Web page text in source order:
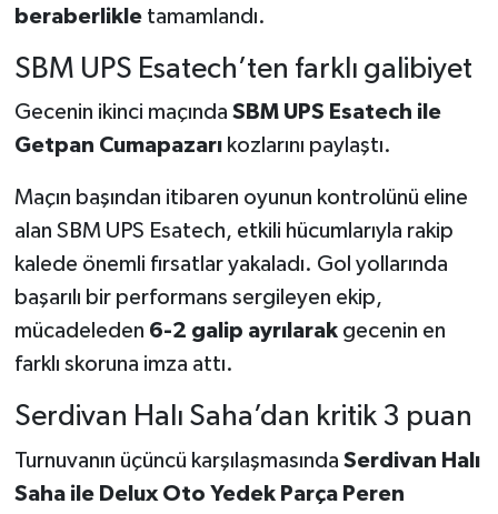
beraberlikletamamlandı.
SBM UPS Esatech’ten farklı galibiyet
Gecenin ikinci maçında SBM UPS Esatech ile
Getpan Cumapazarıkozlarını paylaştı.
Maçın başından itibaren oyunun kontrolünü eline
alan SBM UPS Esatech, etkili hücumlarıyla rakip
kalede önemli fırsatlar yakaladı. Gol yollarında
başarılı bir performans sergileyen ekip,
mücadeleden 6-2 galip ayrılarakgecenin en
farklı skoruna imza attı.
Serdivan Halı Saha’dan kritik 3 puan
Turnuvanın üçüncü karşılaşmasında Serdivan Halı
Saha ile Delux Oto Yedek Parça Peren